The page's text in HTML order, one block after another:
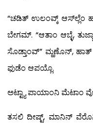
“ಚಡಿತ್ ಉಲಂವ್ಕ್ ಆಸ್‍ಲ್ಲೆಂ
ಬೇಗಮ್. “ಆತಾಂ ಆಬ್ಳೆ,
ಸೊಡ್ತಾಂವ್” ಮ್ಹಣೊನ್,
ಫುಡೆಂ ಆಪಯ್ಲೊ.
ಅಟ್ಟ್ಯಾ ಪಾಯಾಂನಿ ಮೆಟಾಂ
ತಸಲಿ ದೀಷ್ಟ್, ಮಾನಿನ್